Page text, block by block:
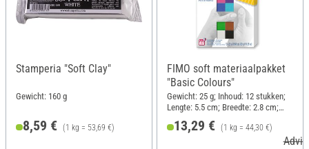
Stamperia "Soft Clay"
Gewicht: 160 g
8,59 € (1 kg = 53,69 €)
FIMO soft materiaalpakket
"Basic Colours"
Gewicht: 25 g; Inhoud: 12 stukken;
Lengte: 5.5 cm; Breedte: 2.8 cm;
13,29 € (1 kg = 44,30 €)